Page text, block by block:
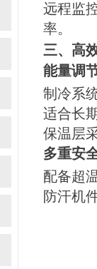
远程监
率。
三、高
能量调
制冷系
适合长
保温层
多重安
配备超
防汗机